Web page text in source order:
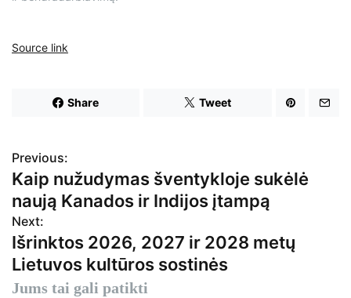
Source link
Share Tweet
N
a
v
i
g
Previous:
Kaip nužudymas šventykloje sukėlė
naują Kanados ir Indijos įtampą
Next:
Išrinktos 2026, 2027 ir 2028 metų
Lietuvos kultūros sostinės
Jums tai gali patikti